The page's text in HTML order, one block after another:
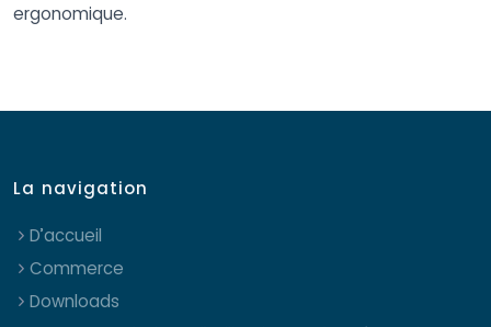
ergonomique.
La navigation
D’accueil
Commerce
Downloads